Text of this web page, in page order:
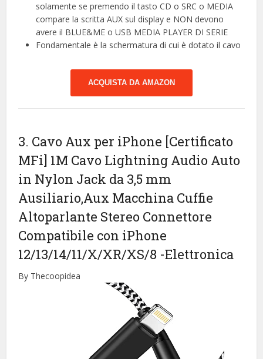
solamente se premendo il tasto CD o SRC o MEDIA
compare la scritta AUX sul display e NON devono
avere il BLUE&ME o USB MEDIA PLAYER DI SERIE
Fondamentale è la schermatura di cui è dotato il cavo
ACQUISTA DA AMAZON
3. Cavo Aux per iPhone [Certificato
MFi] 1M Cavo Lightning Audio Auto
in Nylon Jack da 3,5 mm
Ausiliario,Aux Macchina Cuffie
Altoparlante Stereo Connettore
Compatibile con iPhone
12/13/14/11/X/XR/XS/8 -Elettronica
By Thecoopidea